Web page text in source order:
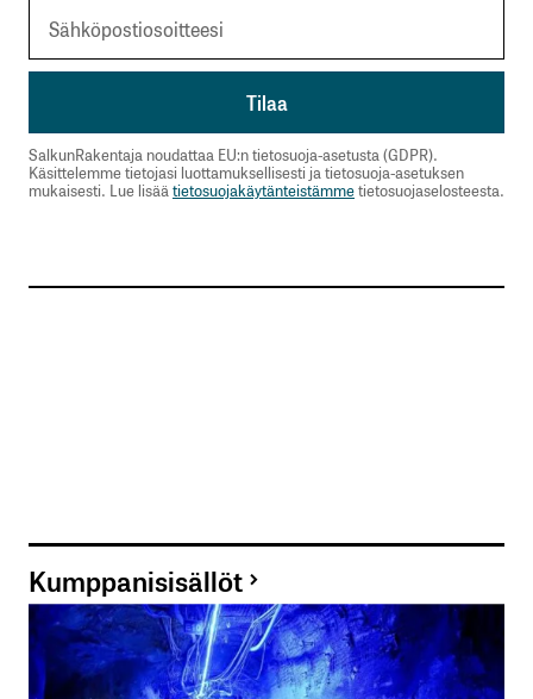
SalkunRakentaja noudattaa EU:n tietosuoja-asetusta (GDPR).
Käsittelemme tietojasi luottamuksellisesti ja tietosuoja-asetuksen
mukaisesti. Lue lisää tietosuojakäytänteistämmetietosuojaselosteesta.
Kumppanisisällöt